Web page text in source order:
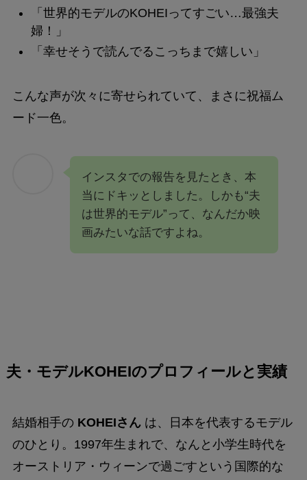
「世界的モデルのKOHEIってすごい…最強夫
婦！」
「幸せそうで読んでるこっちまで嬉しい」
こんな声が次々に寄せられていて、まさに祝福ム
ード一色。
インスタでの報告を見たとき、本
当にドキッとしました。しかも“夫
は世界的モデル”って、なんだか映
画みたいな話ですよね。
夫・モデルKOHEIのプロフィールと実績
結婚相手の KOHEIさんは、日本を代表するモデル
のひとり。1997年生まれで、なんと小学生時代を
オーストリア・ウィーンで過ごすという国際的な